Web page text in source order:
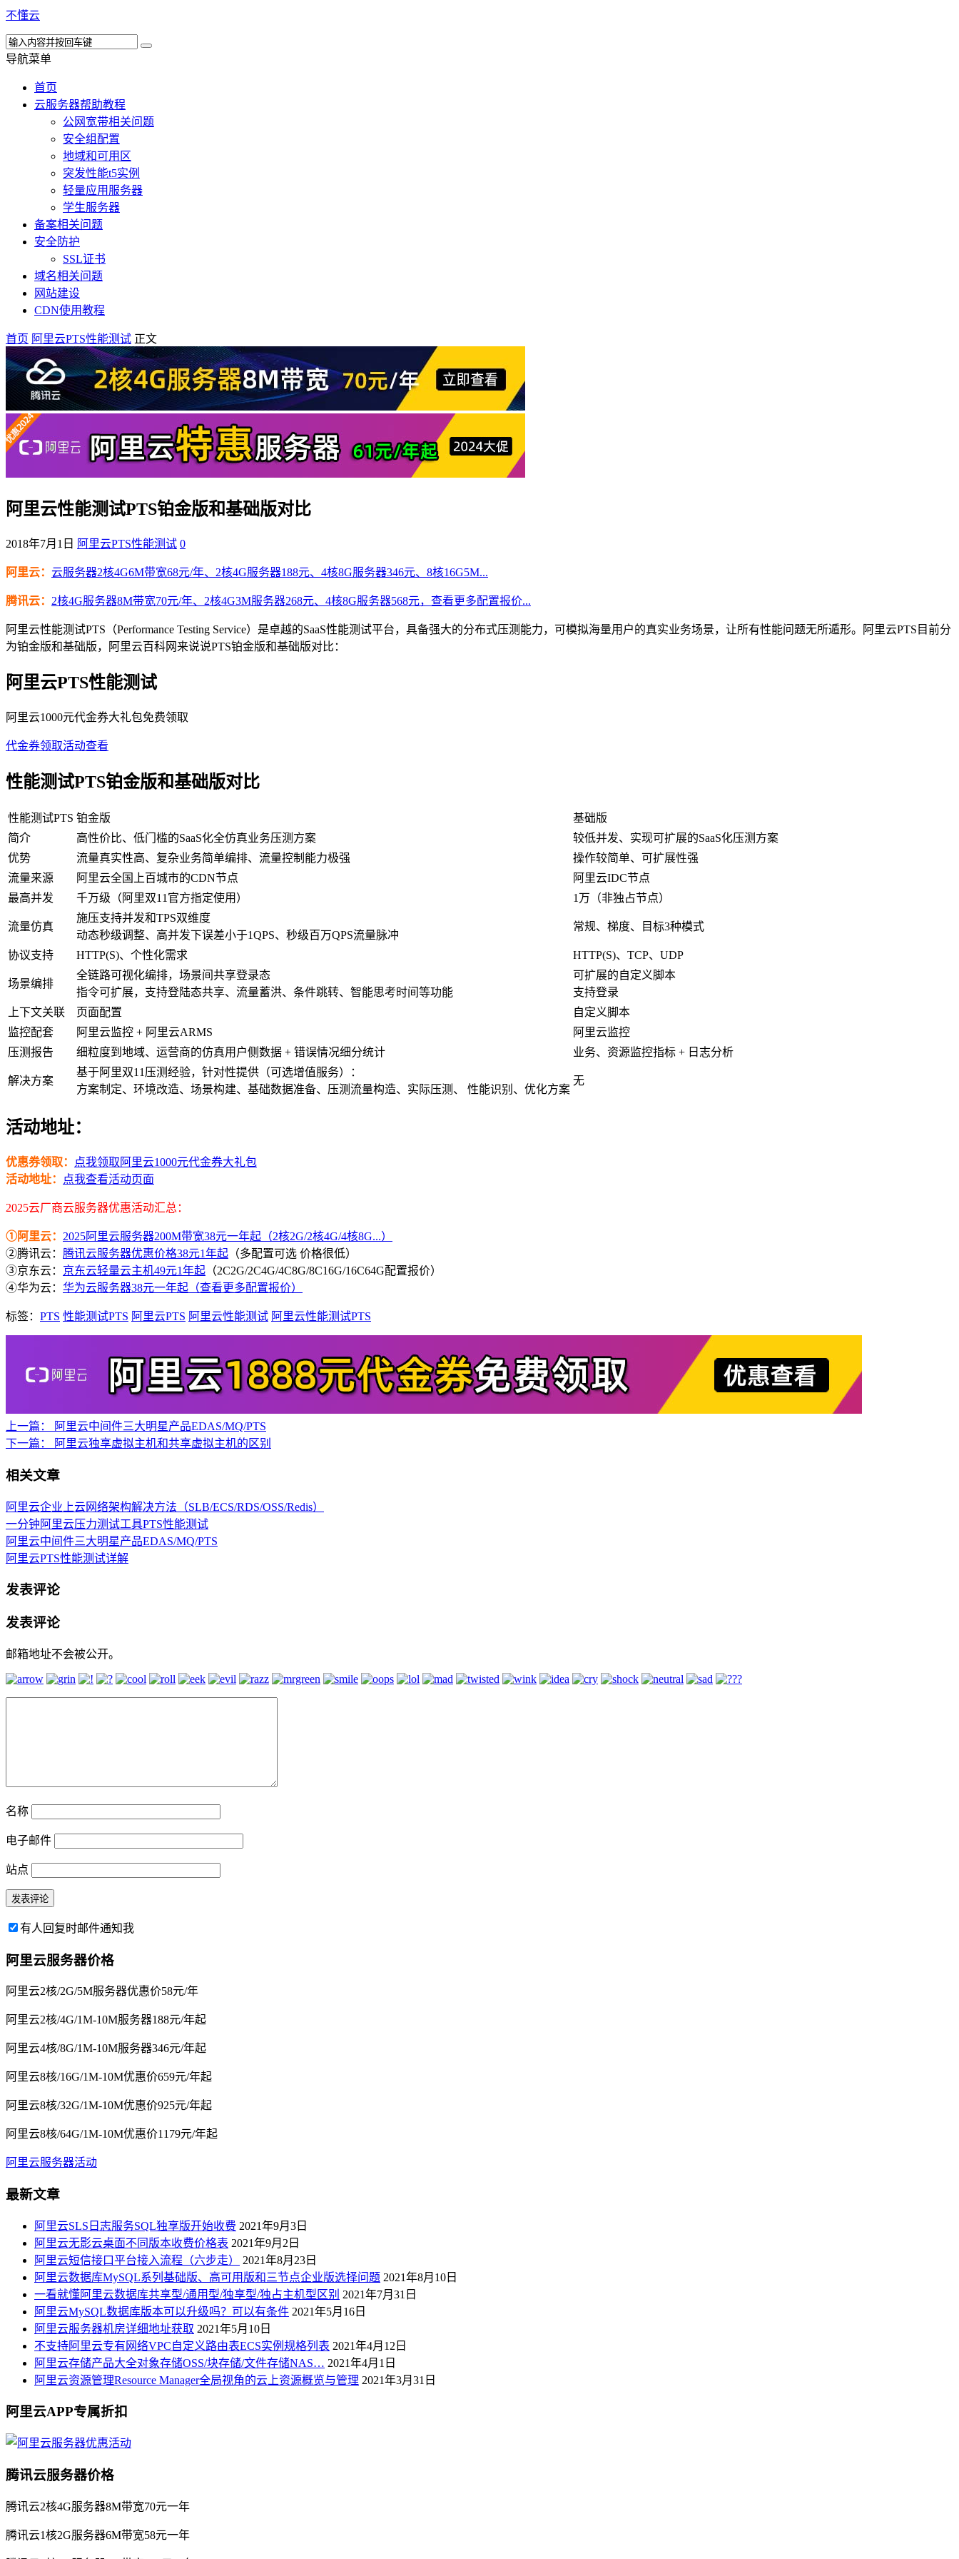
不懂云
导航菜单
首页
云服务器帮助教程
公网宽带相关问题
安全组配置
地域和可用区
突发性能t5实例
轻量应用服务器
学生服务器
备案相关问题
安全防护
SSL证书
域名相关问题
网站建设
CDN使用教程
首页 阿里云PTS性能测试 正文
阿里云性能测试PTS铂金版和基础版对比
2018年7月1日 阿里云PTS性能测试 0
阿里云： 云服务器2核4G6M带宽68元/年、2核4G服务器188元、4核8G服务器346元、8核16G5M...
腾讯云： 2核4G服务器8M带宽70元/年、2核4G3M服务器268元、4核8G服务器568元，查看更多配置报价...
阿里云性能测试PTS（Performance Testing Service）是卓越的SaaS性能测试平台，具备强大的分布式压测能力，可模拟海量用户的真实业务场景，让所有性能问题无所遁形。阿里云PTS目前分
为铂金版和基础版，阿里云百科网来说说PTS铂金版和基础版对比：
阿里云PTS性能测试
阿里云1000元代金券大礼包免费领取
代金券领取活动查看
性能测试PTS铂金版和基础版对比
性能测试PTS 铂金版
基础版
简介
高性价比、低门槛的SaaS化全仿真业务压测方案
较低并发、实现可扩展的SaaS化压测方案
优势
流量真实性高、复杂业务简单编排、流量控制能力极强
操作较简单、可扩展性强
流量来源
阿里云全国上百城市的CDN节点
阿里云IDC节点
最高并发
千万级（阿里双11官方指定使用） 1万（非独占节点）
流量仿真
施压支持并发和TPS双维度
动态秒级调整、高并发下误差小于1QPS、秒级百万QPS流量脉冲
常规、梯度、目标3种模式
协议支持 HTTP(S)、个性化需求 HTTP(S)、TCP、UDP
场景编排
全链路可视化编排，场景间共享登录态
指令可扩展，支持登陆态共享、流量蓄洪、条件跳转、智能思考时间等功能
可扩展的自定义脚本
支持登录
上下文关联
页面配置
自定义脚本
监控配套
阿里云监控 + 阿里云ARMS
阿里云监控
压测报告
细粒度到地域、运营商的仿真用户侧数据 + 错误情况细分统计 业务、资源监控指标 + 日志分析
解决方案
基于阿里双11压测经验，针对性提供（可选增值服务）：
方案制定、环境改造、场景构建、基础数据准备、压测流量构造、实际压测、 性能识别、优化方案
无
活动地址：
优惠券领取：
点我领取阿里云1000元代金券大礼包
活动地址：
点我查看活动页面
2025云厂商云服务器优惠活动汇总：
①阿里云： 2025阿里云服务器200M带宽38元一年起（2核2G/2核4G/4核8G...）
②腾讯云： 腾讯云服务器优惠价格38元1年起 （多配置可选 价格很低）
③京东云： 京东云轻量云主机49元1年起 （2C2G/2C4G/4C8G/8C16G/16C64G配置报价）
④华为云： 华为云服务器38元一年起（查看更多配置报价）
标签： PTS 性能测试PTS 阿里云PTS 阿里云性能测试 阿里云性能测试PTS
上一篇：
阿里云中间件三大明星产品EDAS/MQ/PTS
下一篇：
阿里云独享虚拟主机和共享虚拟主机的区别
相关文章
阿里云企业上云网络架构解决方法（SLB/ECS/RDS/OSS/Redis）
一分钟阿里云压力测试工具PTS性能测试
阿里云中间件三大明星产品EDAS/MQ/PTS
阿里云PTS性能测试详解
发表评论
发表评论
邮箱地址不会被公开。
名称
电子邮件
站点
有人回复时邮件通知我
阿里云服务器价格
阿里云2核/2G/5M服务器优惠价58元/年
阿里云2核/4G/1M-10M服务器188元/年起
阿里云4核/8G/1M-10M服务器346元/年起
阿里云8核/16G/1M-10M优惠价659元/年起
阿里云8核/32G/1M-10M优惠价925元/年起
阿里云8核/64G/1M-10M优惠价1179元/年起
阿里云服务器活动
最新文章
阿里云SLS日志服务SQL独享版开始收费 2021年9月3日
阿里云无影云桌面不同版本收费价格表 2021年9月2日
阿里云短信接口平台接入流程（六步走）
2021年8月23日
阿里云数据库MySQL系列基础版、高可用版和三节点企业版选择问题 2021年8月10日
一看就懂阿里云数据库共享型/通用型/独享型/独占主机型区别 2021年7月31日
阿里云MySQL数据库版本可以升级吗？可以有条件 2021年5月16日
阿里云服务器机房详细地址获取 2021年5月10日
不支持阿里云专有网络VPC自定义路由表ECS实例规格列表 2021年4月12日
阿里云存储产品大全对象存储OSS/块存储/文件存储NAS… 2021年4月1日
阿里云资源管理Resource Manager全局视角的云上资源概览与管理 2021年3月31日
阿里云APP专属折扣
腾讯云服务器价格
腾讯云2核4G服务器8M带宽70元一年
腾讯云1核2G服务器6M带宽58元一年